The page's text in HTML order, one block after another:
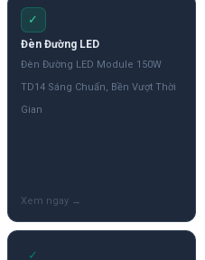
✓
Đèn Đường LED
Đèn Đường LED Module 150W
TD14 Sáng Chuẩn, Bền Vượt Thời
Gian
✓